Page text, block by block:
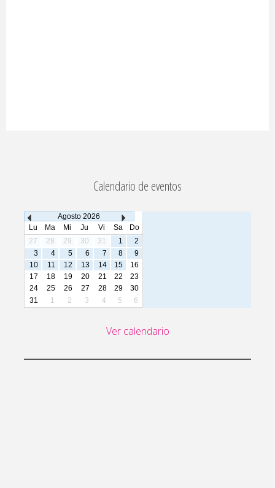
Calendario de eventos
Agosto 2026
Lu
Ma Mi Ju Vi Sa
Do
27
28 29 30 31 1
2
3
4 5 6 7 8
9
10
11 12 13 14 15
16
17
18 19 20 21 22
23
24
25 26 27 28 29
30
31
1 2 3 4 5 6
Ver calendario